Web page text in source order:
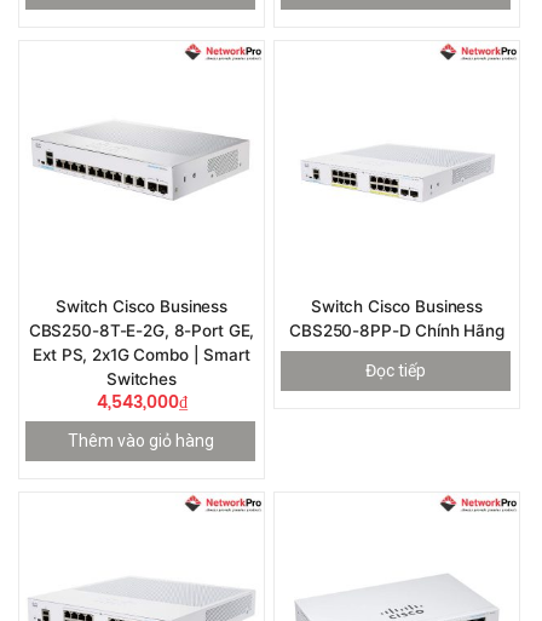
Switch Cisco Business
CBS250-8T-E-2G, 8-Port GE,
Ext PS, 2x1G Combo | Smart
Switches
4,543,000₫
Thêm vào giỏ hàng
Switch Cisco Business
CBS250-8PP-D Chính Hãng
Đọc tiếp